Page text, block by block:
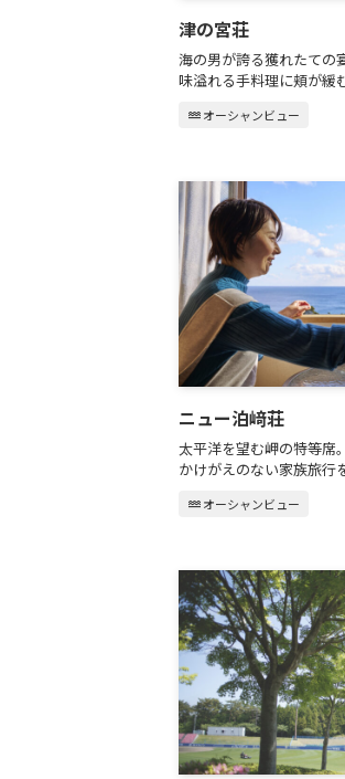
津の宮荘
海の男が誇る獲れたての
味溢れる手料理に頬が緩
waterオーシャンビュー
ニュー泊﨑荘
太平洋を望む岬の特等席
かけがえのない家族旅行
waterオーシャンビュー